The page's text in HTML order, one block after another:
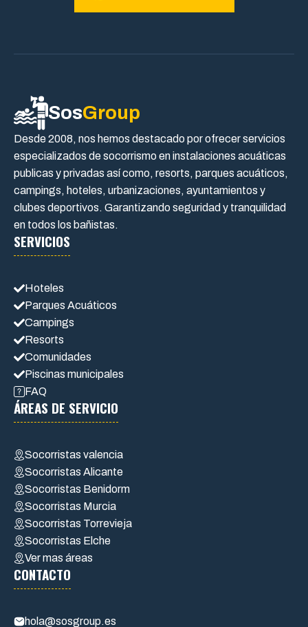
SosGroup
Desde 2008, nos hemos destacado por ofrecer servicios
especializados de socorrismo en instalaciones acuáticas
publicas y privadas así como, resorts, parques acuáticos,
campings, hoteles, urbanizaciones, ayuntamientos y
clubes deportivos. Garantizando seguridad y tranquilidad
en todos los bañistas.
SERVICIOS
Hoteles
Parques Acuáticos
Campings
Resorts
Comunidades
Piscinas municipales
FAQ
ÁREAS DE SERVICIO
Socorristas valencia
Socorristas Alicante
Socorristas Benidorm
Socorristas Murcia
Socorristas Torrevieja
Socorristas Elche
Ver mas áreas
CONTACTO
hola@sosgroup.es